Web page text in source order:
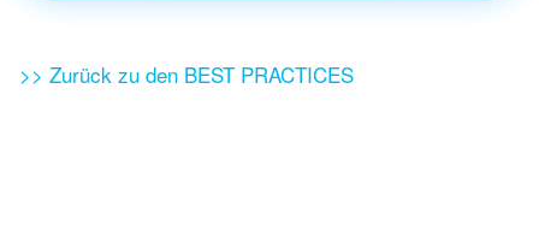
>> Zurück zu den BEST PRACTICES